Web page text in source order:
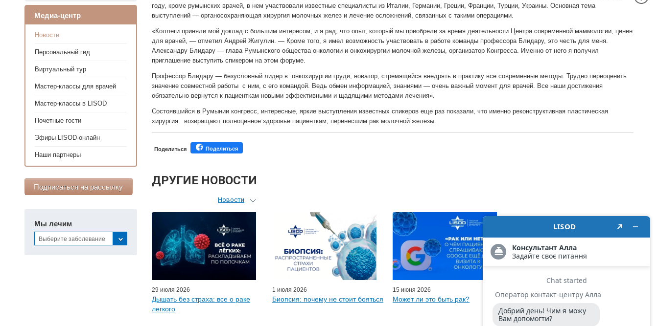
Медиа-центр
Новости
Персональный гид
Виртуальный тур
Мастер-классы для врачей
Мастер-классы в LISOD
Почетные гости
Эфиры LISOD-онлайн
Наши партнеры
Подписаться на рассылку
Мы лечим
Выберите заболевание
году, кроме румынских врачей, в нем участвовали известные специалисты из Италии, Германии, Греции, Франции, Турции, Украины. Основная тема
выступлений — органосохраняющая хирургия молочных желез и лечение осложнений, связанных с такими операциями.
«Коллеги приняли мой доклад с большим интересом, и я рад, что опыт, который мы приобрели за время деятельности Центра современной маммологии, ценен
для врачей, — отметил Андрей Жигулин. — Кроме того, я имел возможность участвовать в работе команды профессора Блидару, это честь для меня.
Александру Блидару — глава Румынского общества онкологии и онкохирургии молочной железы, организатор Конгресса. Именно от него я получил
приглашение выступить спикером на этом форуме.
Профессор Блидару — безусловный лидер в онкохирургии груди, новатор, стремящийся внедрять в практику все современные методы. Трудно переоценить
значение совместной работы с ним, с его командой. Ведь обмен информацией, знаниями — очень важный момент для врачей. Все наши достижения
обязательно вернутся к пациенткам новыми эффективными и щадящими методами лечения».
Состоявшийся в Румынии конгресс, интересные, яркие выступления известных спикеров еще раз показали, что именно реконструктивная пластическая
хирургия возвращают полноценное здоровье пациенткам, перенесшим рак молочной железы.
Поделиться Поделиться
ДРУГИЕ НОВОСТИ
Новости
Персональный гид
Мастер-классы для врачей
Почетные гости
Эфиры LISOD-онлайн
Наши партнеры
29 июля 2026
Дышать без страха: все о раке
легкого
1 июля 2026
Биопсия: почему не стоит бояться
15 июня 2026
Может ли это быть рак?
Что делать, если в семье были
случаи рака?